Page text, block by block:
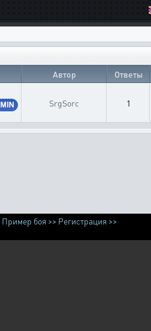
Автор Ответы
SrgSorc 1
Пример боя >> Регистрация >>